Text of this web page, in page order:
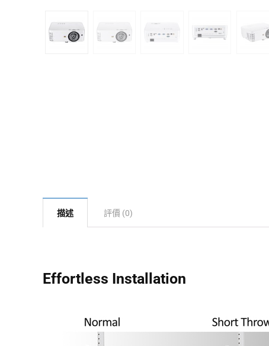
描述 評價 (0)
Effortless Installation